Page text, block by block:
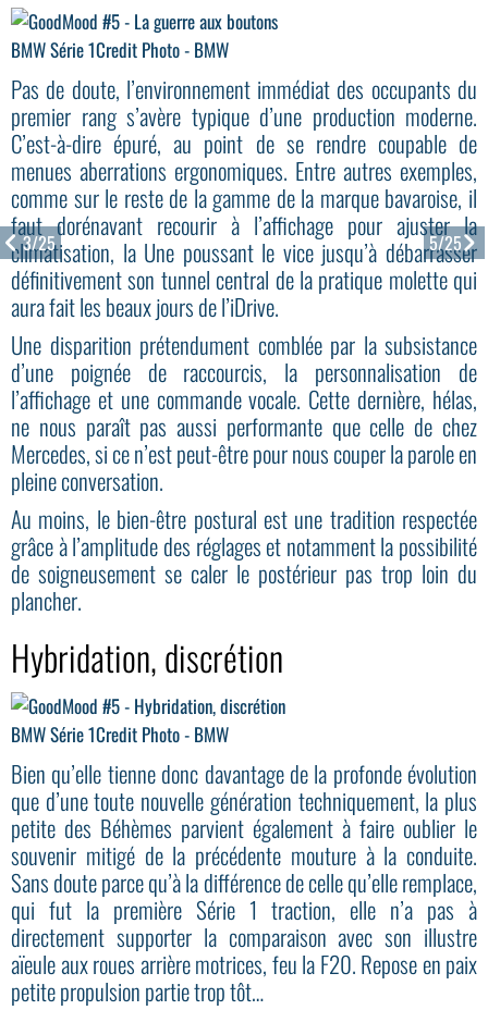
3/25
BMW Série 1Credit Photo - BMW
Pas de doute, l’environnement immédiat des occupants du
premier rang s’avère typique d’une production moderne.
C’est-à-dire épuré, au point de se rendre coupable de
menues aberrations ergonomiques. Entre autres exemples,
comme sur le reste de la gamme de la marque bavaroise, il
faut dorénavant recourir à l’affichage pour ajuster la
climatisation, la Une poussant le vice jusqu’à débarrasser
définitivement son tunnel central de la pratique molette qui
aura fait les beaux jours de l’iDrive.
Une disparition prétendument comblée par la subsistance
d’une poignée de raccourcis, la personnalisation de
l’affichage et une commande vocale. Cette dernière, hélas,
ne nous paraît pas aussi performante que celle de chez
Mercedes, si ce n’est peut-être pour nous couper la parole en
pleine conversation.
Au moins, le bien-être postural est une tradition respectée
grâce à l’amplitude des réglages et notamment la possibilité
de soigneusement se caler le postérieur pas trop loin du
plancher.
Hybridation, discrétion
BMW Série 1Credit Photo - BMW
Bien qu’elle tienne donc davantage de la profonde évolution
que d’une toute nouvelle génération techniquement, la plus
petite des Béhèmes parvient également à faire oublier le
souvenir mitigé de la précédente mouture à la conduite.
Sans doute parce qu’à la différence de celle qu’elle remplace,
qui fut la première Série 1 traction, elle n’a pas à
directement supporter la comparaison avec son illustre
aïeule aux roues arrière motrices, feu la F20. Repose en paix
petite propulsion partie trop tôt…
5/25